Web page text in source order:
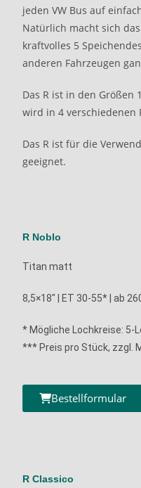
jeden VW Bus auf
Natürlich macht sich
kraftvolles 5
anderen Fahrzeugen
Das R ist in den Größen
wird in 4 verschiedenen
Das R ist für die
geeignet.
R Noblo
Titan matt
8,5×18″ | ET 30-55* | ab
* Mögliche Lochkreise: 5-
*** Preis pro Stück, zzgl.
Bestellformular
R Classico